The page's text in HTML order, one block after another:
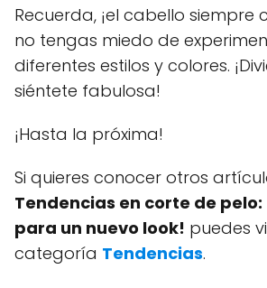
Recuerda, ¡el cabello siempre
no tengas miedo de
diferentes estilos y colores.
siéntete fabulosa!
¡Hasta la próxima!
Si quieres conocer otros
Tendencias en corte de pelo:
para un nuevo look! puedes
categoría Tendencias.